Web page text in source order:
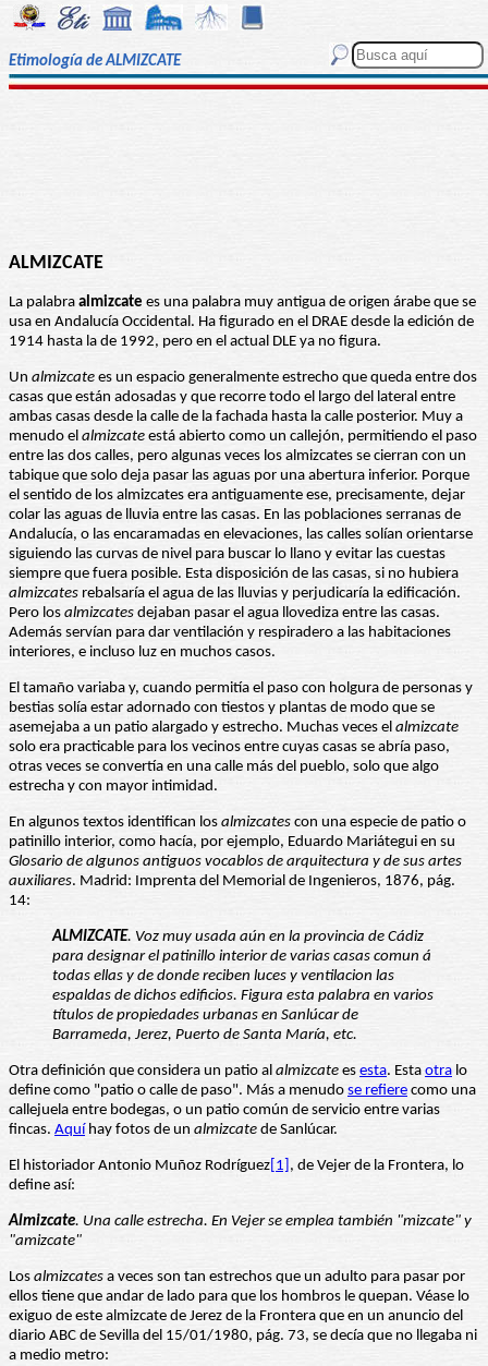
Etimología de ALMIZCATE
ALMIZCATE
La palabra almizcate es una palabra muy antigua de origen árabe que se
usa en Andalucía Occidental. Ha figurado en el DRAE desde la edición de
1914 hasta la de 1992, pero en el actual DLE ya no figura.
Un almizcate es un espacio generalmente estrecho que queda entre dos
casas que están adosadas y que recorre todo el largo del lateral entre
ambas casas desde la calle de la fachada hasta la calle posterior. Muy a
menudo el almizcate está abierto como un callejón, permitiendo el paso
entre las dos calles, pero algunas veces los almizcates se cierran con un
tabique que solo deja pasar las aguas por una abertura inferior. Porque
el sentido de los almizcates era antiguamente ese, precisamente, dejar
colar las aguas de lluvia entre las casas. En las poblaciones serranas de
Andalucía, o las encaramadas en elevaciones, las calles solían orientarse
siguiendo las curvas de nivel para buscar lo llano y evitar las cuestas
siempre que fuera posible. Esta disposición de las casas, si no hubiera
almizcates rebalsaría el agua de las lluvias y perjudicaría la edificación.
Pero los almizcates dejaban pasar el agua llovediza entre las casas.
Además servían para dar ventilación y respiradero a las habitaciones
interiores, e incluso luz en muchos casos.
El tamaño variaba y, cuando permitía el paso con holgura de personas y
bestias solía estar adornado con tiestos y plantas de modo que se
asemejaba a un patio alargado y estrecho. Muchas veces el almizcate
solo era practicable para los vecinos entre cuyas casas se abría paso,
otras veces se convertía en una calle más del pueblo, solo que algo
estrecha y con mayor intimidad.
En algunos textos identifican los almizcates con una especie de patio o
patinillo interior, como hacía, por ejemplo, Eduardo Mariátegui en su
Glosario de algunos antiguos vocablos de arquitectura y de sus artes
auxiliares. Madrid: Imprenta del Memorial de Ingenieros, 1876, pág.
14:
ALMIZCATE. Voz muy usada aún en la provincia de Cádiz
para designar el patinillo interior de varias casas comun á
todas ellas y de donde reciben luces y ventilacion las
espaldas de dichos edificios. Figura esta palabra en varios
títulos de propiedades urbanas en Sanlúcar de
Barrameda, Jerez, Puerto de Santa María, etc.
Otra definición que considera un patio al almizcate es esta. Esta otra lo
define como "patio o calle de paso". Más a menudo se refiere como una
callejuela entre bodegas, o un patio común de servicio entre varias
fincas. Aquí hay fotos de un almizcate de Sanlúcar.
El historiador Antonio Muñoz Rodríguez [1] , de Vejer de la Frontera, lo
define así:
Almizcate. Una calle estrecha. En Vejer se emplea también "mizcate" y
"amizcate"
Los almizcates a veces son tan estrechos que un adulto para pasar por
ellos tiene que andar de lado para que los hombros le quepan. Véase lo
exiguo de este almizcate de Jerez de la Frontera que en un anuncio del
diario ABC de Sevilla del 15/01/1980, pág. 73, se decía que no llegaba ni
a medio metro: